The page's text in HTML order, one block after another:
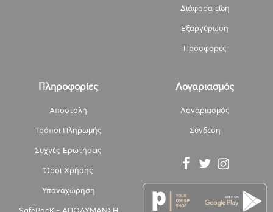
Διάφορα είδη
Εξαργύρωση
Προσφορές
Πληροφορίες
Αποστολή
Τρόποι Πληρωμής
Συχνές Ερωτήσεις
Όροι Χρήσης
Υπαναχώρηση
Λογαριασμός
Λογαριασμός
Σύνδεση